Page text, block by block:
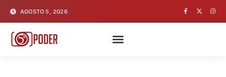
AGOSTO 5, 2026